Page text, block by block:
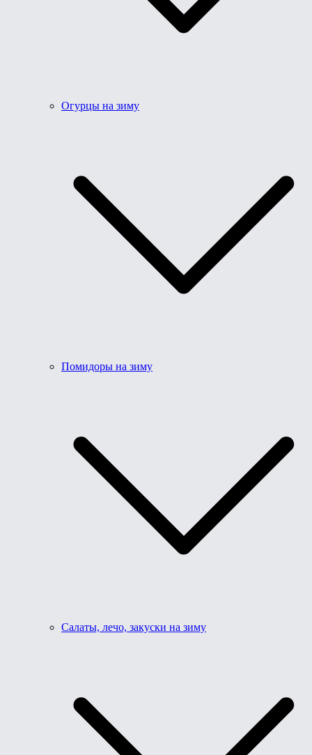
Огурцы на зиму
Помидоры на зиму
Салаты, лечо, закуски на зиму